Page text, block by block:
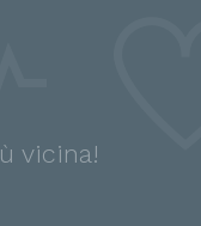
vicina!